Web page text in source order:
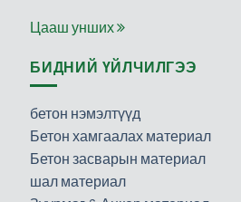
Цааш унших
БИДНИЙ ҮЙЛЧИЛГЭЭ
бетон нэмэлтүүд
Бетон хамгаалах материал
Бетон засварын материал
шал материал